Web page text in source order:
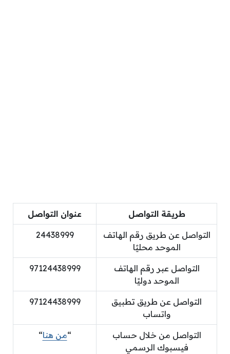
طريقة التواصل عنوان التواصل
التواصل عن طريق رقم الهاتف
الموحد محليًا
24438999
التواصل عبر رقم الهاتف
الموحد دوليًا
97124438999
التواصل عن طريق تطبيق
واتساب
97124438999
التواصل من خلال حساب
فيسبوك الرسمي
“من هنا“